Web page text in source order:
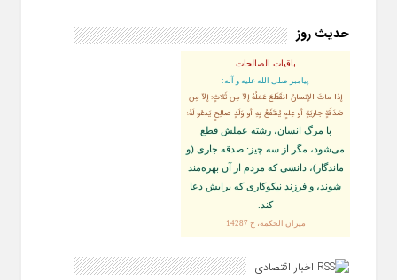
حدیث روز
باقیات الصالحات
پيامبر صلى‏ الله‏ عليه ‏و‏ آله:
إذا ماتَ الإنسانُ انقَطَعَ عَمَلُهُ إلاّ مِن ثَلاثٍ: إلاّ مِن
صَدَقَةٍ جاريَةٍ أو عِلمٍ يُنتَفَعُ بِهِ أو وَلَدٍ صالِحٍ يَدعُو لَهُ؛
با مرگ انسان، رشته عملش قطع
مى‌شود، مگر از سه چيز: صدقه جارى (و
ماندگار)، دانشى كه مردم از آن بهره‏‌مند
شوند، و فرزند نيكوكارى كه برايش دعا
كند.
ميزان الحكمه، ح 14287
اخبار اقتصادی